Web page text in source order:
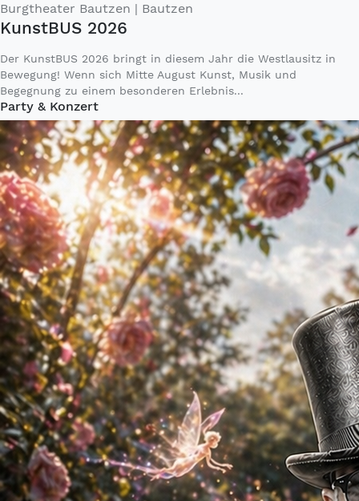
Burgtheater Bautzen | Bautzen
KunstBUS 2026
Der KunstBUS 2026 bringt in diesem Jahr die Westlausitz in
Bewegung! Wenn sich Mitte August Kunst, Musik und
Begegnung zu einem besonderen Erlebnis...
Party & Konzert